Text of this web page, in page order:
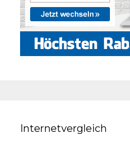
Internetvergleich